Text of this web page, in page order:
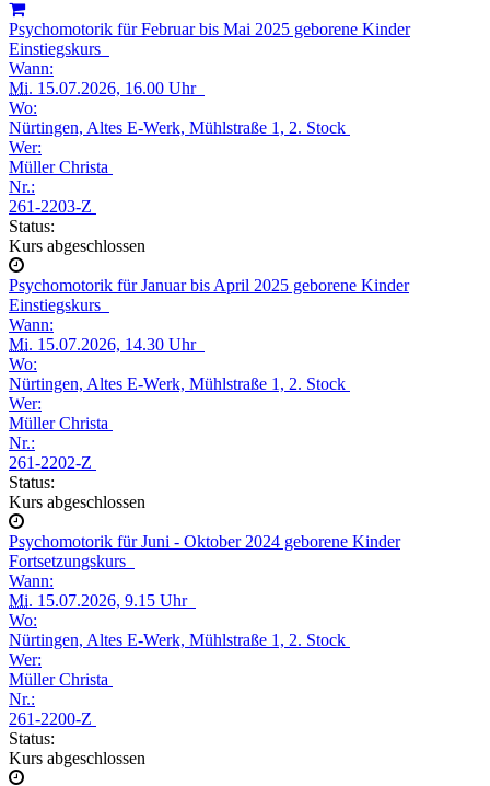
Psychomotorik für Februar bis Mai 2025 geborene Kinder
Einstiegskurs
Wann:
Mi. 15.07.2026, 16.00 Uhr
Wo:
Nürtingen, Altes E-Werk, Mühlstraße 1, 2. Stock
Wer:
Müller Christa
Nr.:
261-2203-Z
Status:
Kurs abgeschlossen
Psychomotorik für Januar bis April 2025 geborene Kinder
Einstiegskurs
Wann:
Mi. 15.07.2026, 14.30 Uhr
Wo:
Nürtingen, Altes E-Werk, Mühlstraße 1, 2. Stock
Wer:
Müller Christa
Nr.:
261-2202-Z
Status:
Kurs abgeschlossen
Psychomotorik für Juni - Oktober 2024 geborene Kinder
Fortsetzungskurs
Wann:
Mi. 15.07.2026, 9.15 Uhr
Wo:
Nürtingen, Altes E-Werk, Mühlstraße 1, 2. Stock
Wer:
Müller Christa
Nr.:
261-2200-Z
Status:
Kurs abgeschlossen